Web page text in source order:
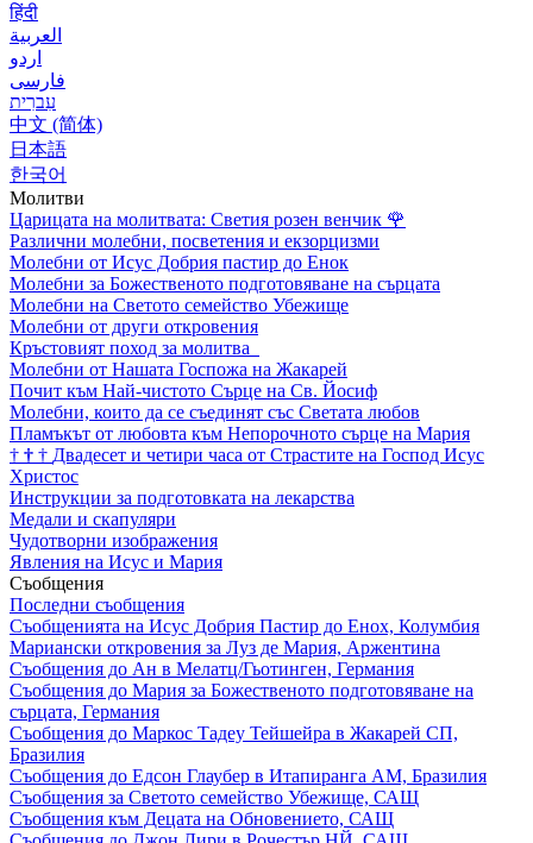
हिंदी
العربية
اردو
فارسی
עִברִית
中文 (简体)
日本語
한국어
Молитви
Царицата на молитвата: Светия розен венчик 🌹
Различни молебни, посветения и екзорцизми
Молебни от Исус Добрия пастир до Енок
Молебни за Божественото подготовяване на сърцата
Молебни на Светото семейство Убежище
Молебни от други откровения
Кръстовият поход за молитва
Молебни от Нашата Госпожа на Жакарей
Почит към Най-чистото Сърце на Св. Йосиф
Молебни, които да се съединят със Светата любов
Пламъкът от любовта към Непорочното сърце на Мария
† † † Двадесет и четири часа от Страстите на Господ Исус
Христос
Инструкции за подготовката на лекарства
Медали и скапуляри
Чудотворни изображения
Явления на Исус и Мария
Съобщения
Последни съобщения
Съобщенията на Исус Добрия Пастир до Енох, Колумбия
Мариански откровения за Луз де Мария, Аржентина
Съобщения до Ан в Мелатц/Гьотинген, Германия
Съобщения до Мария за Божественото подготовяване на
сърцата, Германия
Съобщения до Маркос Тадеу Тейшейра в Жакарей СП,
Бразилия
Съобщения до Едсон Глаубер в Итапиранга АМ, Бразилия
Съобщения за Светото семейство Убежище, САЩ
Съобщения към Децата на Обновението, САЩ